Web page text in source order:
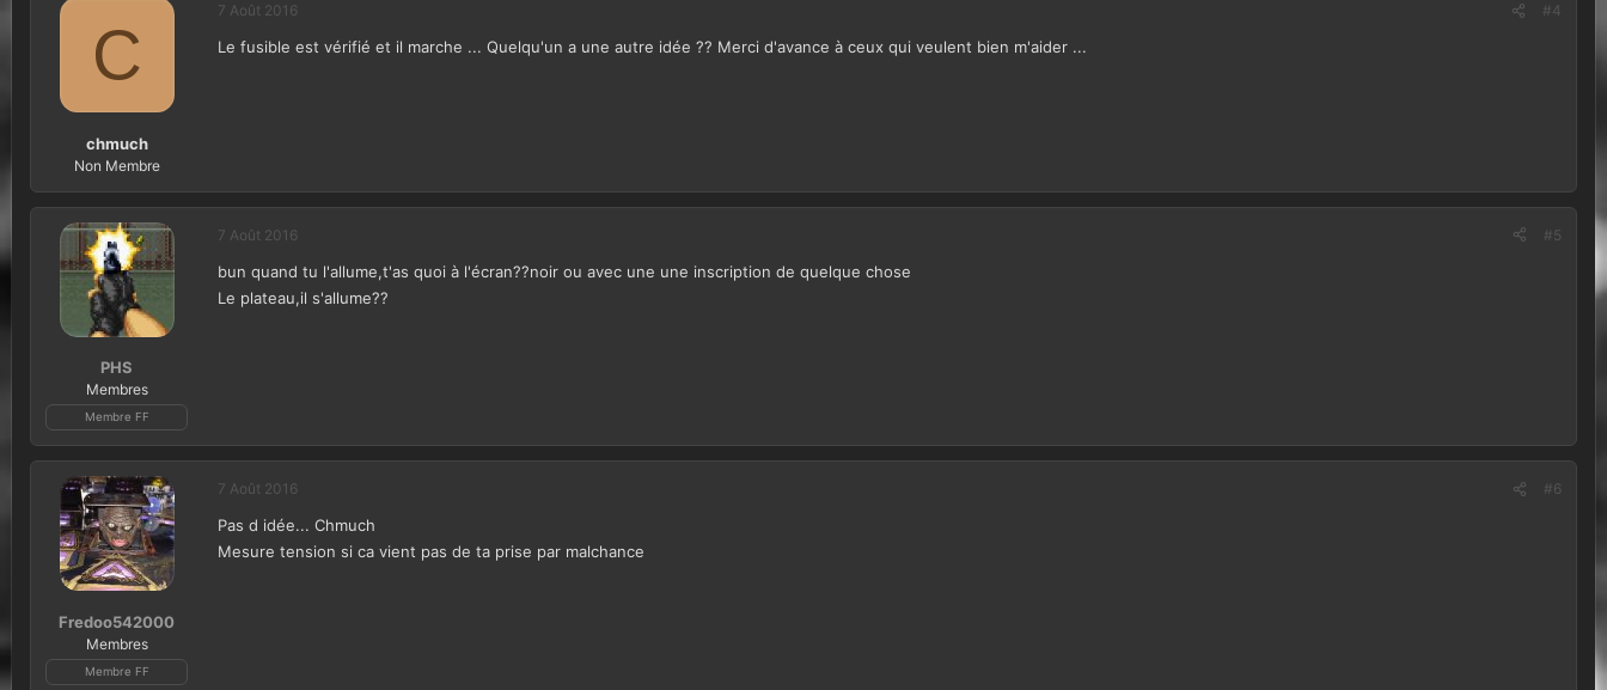
C
chmuch
Non Membre
7 Août 2016 #4
Le fusible est vérifié et il marche ... Quelqu'un a une autre idée ?? Merci d'avance à ceux qui veulent bien m'aider ...
PHS
Membres
Membre FF
7 Août 2016 #5
bun quand tu l'allume,t'as quoi à l'écran??noir ou avec une une inscription de quelque chose
Le plateau,il s'allume??
Fredoo542000
Membres
Membre FF
7 Août 2016 #6
Pas d idée... Chmuch
Mesure tension si ca vient pas de ta prise par malchance